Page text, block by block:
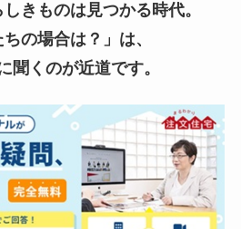
きものは見つかる時代。
の場合は？」は、
聞くのが近道です。